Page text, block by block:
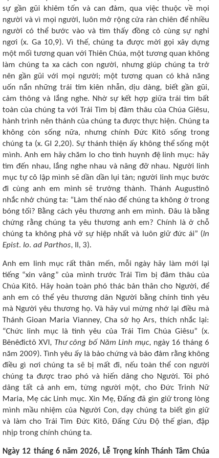
sự gần gũi khiêm tốn và can đảm, qua việc thuộc về mọi
người và vì mọi người, luôn mở rộng cửa ràn chiên để nhiều
người có thể bước vào và tìm thấy đồng cỏ cùng sự nghỉ
ngơi (x. Ga 10,9). Vì thế, chúng ta được mời gọi xây dựng
một mối tương quan với Thiên Chúa, một tương quan không
làm chúng ta xa cách con người, nhưng giúp chúng ta trở
nên gần gũi với mọi người; một tương quan có khả năng
uốn nắn những trái tim kiên nhẫn, dịu dàng, biết gần gũi,
cảm thông và lắng nghe. Nhờ sự kết hợp giữa trái tim bất
toàn của chúng ta với Trái Tim bị đâm thâu của Chúa Giêsu,
hành trình nên thánh của chúng ta được thực hiện. Chúng ta
không còn sống nữa, nhưng chính Đức Kitô sống trong
chúng ta (x. Gl 2,20). Sự thánh thiện ấy không thể sống một
mình. Anh em hãy chăm lo cho tình huynh đệ linh mục: hãy
tìm đến nhau, lắng nghe nhau và nâng đỡ nhau. Người linh
mục tự cô lập mình sẽ dần dần lụi tàn; người linh mục bước
đi cùng anh em mình sẽ trưởng thành. Thánh Augustinô
nhắc nhở chúng ta: “Làm thế nào để chúng ta không ở trong
bóng tối? Bằng cách yêu thương anh em mình. Đâu là bằng
chứng rằng chúng ta yêu thương anh em? Chính là ở chỗ
chúng ta không phá vỡ sự hiệp nhất và luôn giữ đức ái” (In
Epist. Io. ad Parthos, II, 3).
Anh em linh mục rất thân mến, mỗi ngày hãy làm mới lại
tiếng “xin vâng” của mình trước Trái Tim bị đâm thâu của
Chúa Kitô. Hãy hoàn toàn phó thác bản thân cho Người, để
anh em có thể yêu thương dân Người bằng chính tình yêu
mà Người yêu thương họ. Và hãy vui mừng nhớ lại điều mà
Thánh Gioan Maria Vianney, Cha sở họ Ars, thích nhắc lại:
“Chức linh mục là tình yêu của Trái Tim Chúa Giêsu” (x.
Bênêđictô XVI, Thư công bố Năm Linh mục, ngày 16 tháng 6
năm 2009). Tình yêu ấy là bảo chứng và bảo đảm rằng không
điều gì nơi chúng ta sẽ bị mất đi, nếu toàn thể con người
chúng ta được trao phó và hiến dâng cho Người. Tôi phó
dâng tất cả anh em, từng người một, cho Đức Trinh Nữ
Maria, Mẹ các Linh mục. Xin Mẹ, Đấng đã gìn giữ trong lòng
mình mầu nhiệm của Người Con, dạy chúng ta biết gìn giữ
và làm cho Trái Tim Đức Kitô, Đấng Cứu Độ thế gian, đập
nhịp trong chính chúng ta.
Ngày 12 tháng 6 năm 2026, Lễ Trọng kính Thánh Tâm Chúa